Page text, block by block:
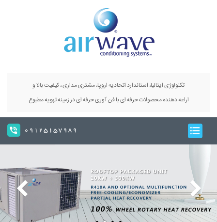
تکنولوژی ایتالیا، استاندارد اتحادیه اروپا، مشتری مداری ، کیفیت بالا و
اراعه دهنده محصولات حرفه ای با فن آوری حرفه ای در زمینه تهویه مطبوع
09125157989